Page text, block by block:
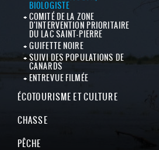
BIOLOGISTE
COMITÉ DE LA ZONE
D'INTERVENTION PRIORITAIRE
DU LAC SAINT-PIERRE
GUIFETTE NOIRE
SUIVI DES POPULATIONS DE
CANARDS
ENTREVUE FILMÉE
ÉCOTOURISME ET CULTURE
CHASSE
PÊCHE